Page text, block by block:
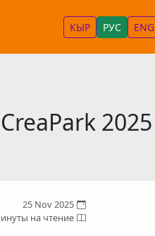
КЫР РУС ENG
2025
25 Nov 2025
на чтение